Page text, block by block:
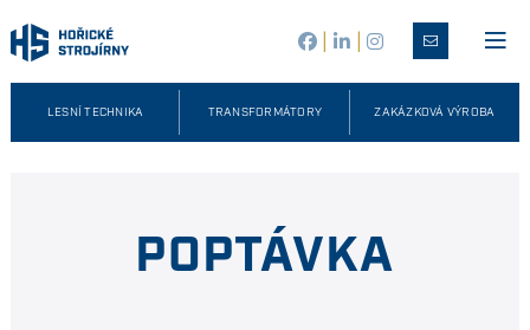
LESNÍ TECHNIKA TRANSFORMÁTORY ZAKÁZKOVÁ VÝROBA
POPTÁVKA